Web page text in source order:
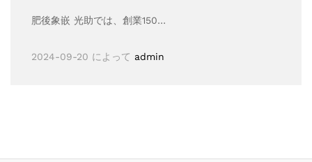
肥後象嵌 光助では、創業150…
2024-09-20 によって admin